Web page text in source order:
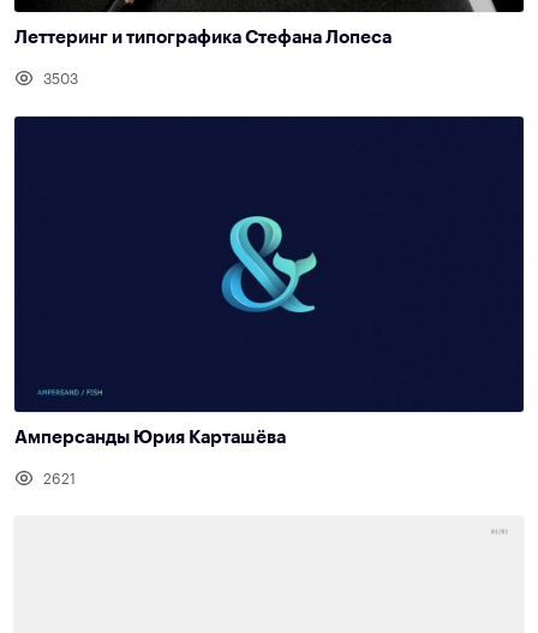
Леттеринг и типографика Стефана Лопеса
3503
Амперсанды Юрия Карташёва
2621